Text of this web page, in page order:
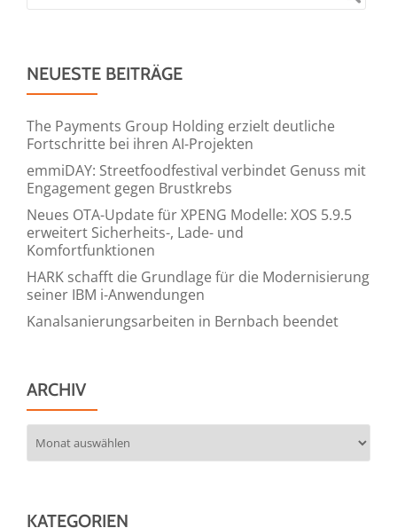
NEUESTE BEITRÄGE
The Payments Group Holding erzielt deutliche
Fortschritte bei ihren AI-Projekten
emmiDAY: Streetfoodfestival verbindet Genuss mit
Engagement gegen Brustkrebs
Neues OTA-Update für XPENG Modelle: XOS 5.9.5
erweitert Sicherheits-, Lade- und
Komfortfunktionen
HARK schafft die Grundlage für die Modernisierung
seiner IBM i-Anwendungen
Kanalsanierungsarbeiten in Bernbach beendet
ARCHIV
KATEGORIEN